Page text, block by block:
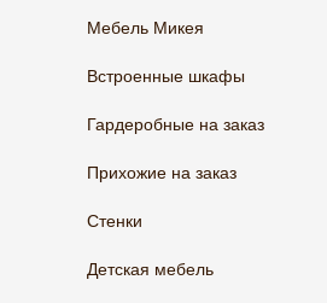
Мебель Микея
Встроенные шкафы
Гардеробные на заказ
Прихожие на заказ
Стенки
Детская мебель